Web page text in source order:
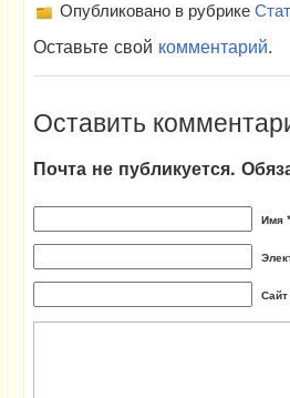
Опубликовано в рубрике
Оставьте свой комментарий.
Оставить
Почта не публикуется.
Имя *
Сайт